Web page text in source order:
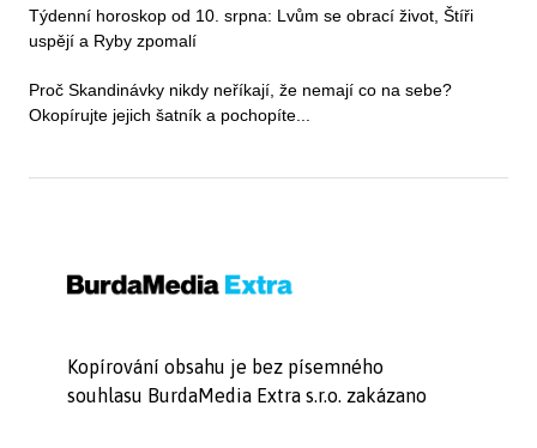
Týdenní horoskop od 10. srpna: Lvům se obrací život, Štíři
uspějí a Ryby zpomalí
Proč Skandinávky nikdy neříkají, že nemají co na sebe?
Okopírujte jejich šatník a pochopíte...
Kopírování obsahu je bez písemného
souhlasu BurdaMedia Extra s.r.o. zakázano